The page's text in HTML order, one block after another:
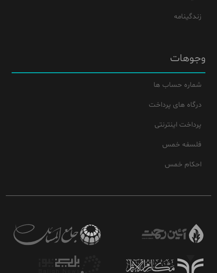
زندگینامه
وجوهات
شماره حساب ها
درگاه های پرداخت
پرداخت اینترنتی
فلسفه خمس
احکام خمس